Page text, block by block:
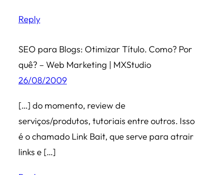
Reply
SEO para Blogs: Otimizar Título. Como? Por
quê? – Web Marketing | MXStudio
26/08/2009
[…] do momento, review de
serviços/produtos, tutoriais entre outros. Isso
é o chamado Link Bait, que serve para atrair
links e […]